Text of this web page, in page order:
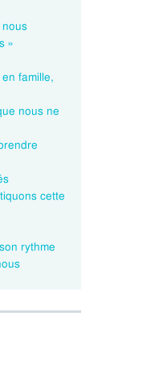
nous
»
famille,
nous ne
cette
rythme